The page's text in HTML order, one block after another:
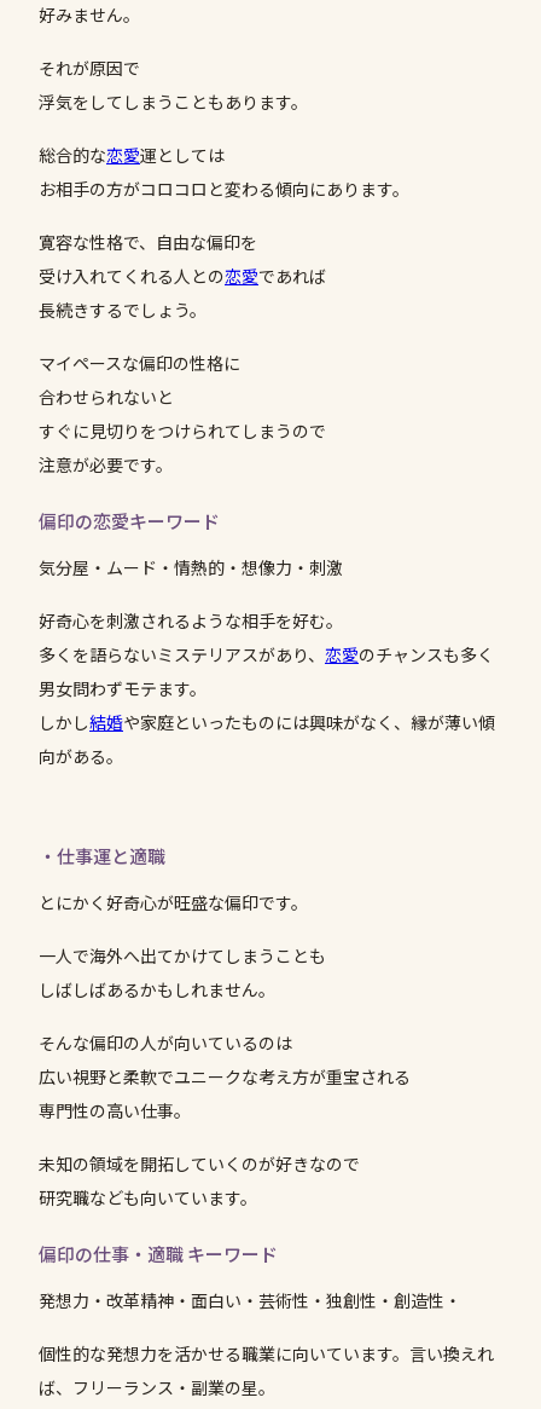
好みません。
それが原因で
浮気をしてしまうこともあります。
総合的な恋愛運としては
お相手の方がコロコロと変わる傾向にあります。
寛容な性格で、自由な偏印を
受け入れてくれる人との恋愛であれば
長続きするでしょう。
マイペースな偏印の性格に
合わせられないと
すぐに見切りをつけられてしまうので
注意が必要です。
偏印の恋愛キーワード
気分屋・ムード・情熱的・想像力・刺激
好奇心を刺激されるような相手を好む。
多くを語らないミステリアスがあり、 恋愛のチャンスも多く
男女問わずモテます。
しかし結婚や家庭といったものには興味がなく、縁が薄い傾
向がある。
・仕事運と適職
とにかく好奇心が旺盛な偏印です。
一人で海外へ出てかけてしまうことも
しばしばあるかもしれません。
そんな偏印の人が向いているのは
広い視野と柔軟でユニークな考え方が重宝される
専門性の高い仕事。
未知の領域を開拓していくのが好きなので
研究職なども向いています。
偏印の仕事・適職 キーワード
発想力・改革精神・面白い・芸術性・独創性・創造性・
個性的な発想力を活かせる職業に向いています。言い換えれ
ば、フリーランス・副業の星。